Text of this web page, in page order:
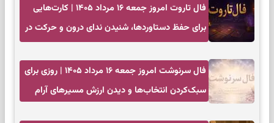
فال تاروت امروز جمعه ۱۶ مرداد ۱۴۰۵ | کارت‌هایی
برای حفظ دستاوردها، شنیدن ندای درون و حرکت در
فال سرنوشت امروز جمعه ۱۶ مرداد ۱۴۰۵ | روزی برای
سبک‌کردن انتخاب‌ها و دیدن ارزش مسیرهای آرام